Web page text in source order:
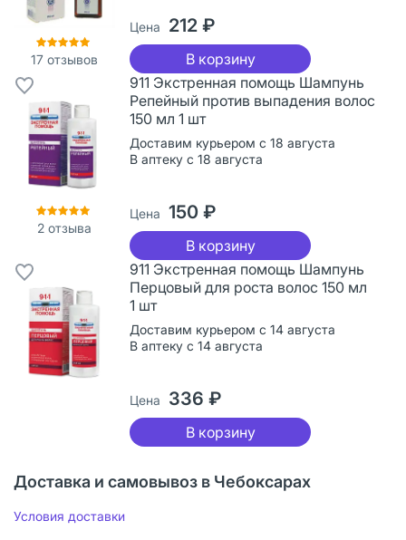
17 отзывов
Цена 212 ₽
В корзину
2 отзыва
911 Экстренная помощь Шампунь
Репейный против выпадения волос
150 мл 1 шт
Доставим курьером с 18 августа
В аптеку с 18 августа
Цена 150 ₽
В корзину
911 Экстренная помощь Шампунь
Перцовый для роста волос 150 мл
1 шт
Доставим курьером с 14 августа
В аптеку с 14 августа
Цена 336 ₽
В корзину
Доставка и самовывоз в Чебоксарах
Условия доставки